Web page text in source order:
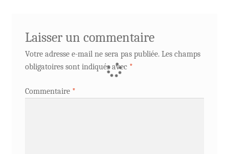
Laisser un commentaire
Votre adresse e-mail ne sera pas publiée. Les champs
obligatoires sont indiqués avec *
Commentaire *